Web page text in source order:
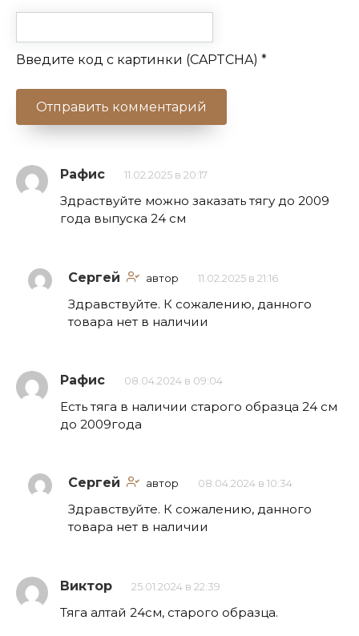
Введите код с картинки (CAPTCHA) *
Рафис 11.02.2025 в 20:17
Здраствуйте можно заказать тягу до 2009
года выпуска 24 см
Сергей автор 11.02.2025 в 21:16
Здравствуйте. К сожалению, данного
товара нет в наличии
Рафис 08.04.2024 в 09:04
Есть тяга в наличии старого образца 24 см
до 2009года
Сергей автор 08.04.2024 в 10:34
Здравствуйте. К сожалению, данного
товара нет в наличии
Виктор 25.01.2024 в 22:39
Тяга алтай 24см, старого образца.